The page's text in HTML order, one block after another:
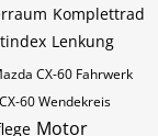
Komplettrad
Lenkung
CX-60 Fahrwerk
60 Wendekreis
Motor